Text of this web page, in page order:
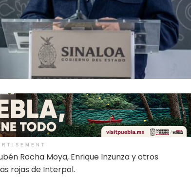
Rocha Moya, Enrique Inzunza y otros
rojas de Interpol.